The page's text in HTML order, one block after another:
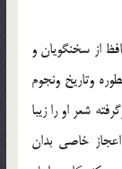
از سخنگويان و
وتاريخ ونجوم
شعر او را زيبا
خاصي بدان